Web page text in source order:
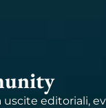
editoriali,